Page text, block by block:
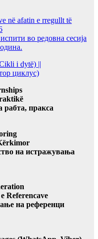
në afatin e rregullt të
во редовна сесија
i dytë) ||
циклус)
рабта, пракса
на истражувања
Referencave
на референци